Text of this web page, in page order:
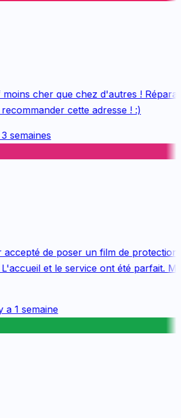
cher que chez d'autres !
cette adresse ! :)
semaines
de poser un film de protection
et le service ont été parfait.
1 semaine